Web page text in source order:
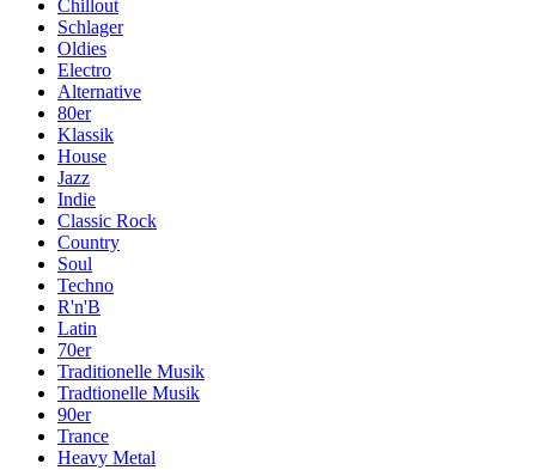
Chillout
Schlager
Oldies
Electro
Alternative
80er
Klassik
House
Jazz
Indie
Classic Rock
Country
Soul
Techno
R'n'B
Latin
70er
Traditionelle Musik
Tradtionelle Musik
90er
Trance
Heavy Metal